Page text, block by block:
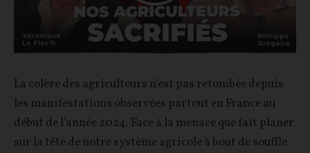
Video
La colère des agriculteurs n’est pas retombée depuis
les manifestations observées partout en France au
début de l'année 2024. Face à la menace que fait planer
sur la tête de notre système agricole à bout de souffle